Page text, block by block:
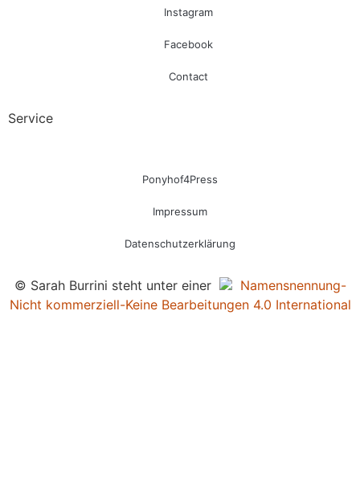
Instagram
Facebook
Contact
Service
Ponyhof4Press
Impressum
Datenschutzerklärung
© Sarah Burrini steht unter einer
Namensnennung-
Nicht kommerziell-Keine Bearbeitungen 4.0 International